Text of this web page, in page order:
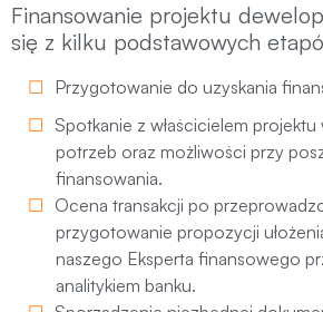
Finansowanie projektu
się z kilku podstawowych
Przygotowanie do uzyskania
Spotkanie z właścicielem
potrzeb oraz możliwości przy
finansowania.
Ocena transakcji po
przygotowanie propozycji
naszego Eksperta finansowego
analitykiem banku.